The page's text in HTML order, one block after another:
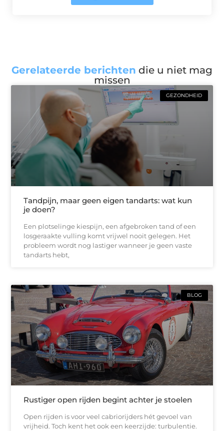
Gerelateerde berichten die u niet mag
missen
GEZONDHEID
Tandpijn, maar geen eigen tandarts: wat kun
je doen?
Een plotselinge kiespijn, een afgebroken tand of een
losgeraakte vulling komt vrijwel nooit gelegen. Het
probleem wordt nog lastiger wanneer je geen vaste
tandarts hebt,
BLOG
Rustiger open rijden begint achter je stoelen
Open rijden is voor veel cabriorijders hét gevoel van
vrijheid. Toch kent het ook een keerzijde: turbulentie.